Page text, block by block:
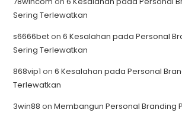
Sering Terlewatkan
s6666beton6 Kesalahan pada Personal
Sering Terlewatkan
868vip1 on6 Kesalahan pada Personal
Terlewatkan
3win88 onMembangun Personal Branding